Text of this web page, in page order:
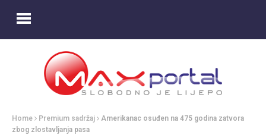
Home Premium sadržaj
Amerikanac osuđen na 475 godina zatvora
zbog zlostavljanja pasa